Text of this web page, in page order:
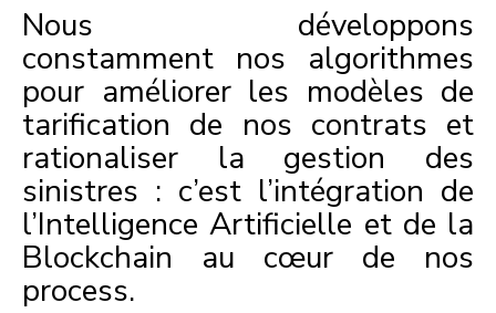
Nous développons
constamment nos algorithmes
pour améliorer les modèles de
tarification de nos contrats et
rationaliser la gestion des
sinistres : c’est l’intégration de
l’Intelligence Artificielle et de la
Blockchain au cœur de nos
process.